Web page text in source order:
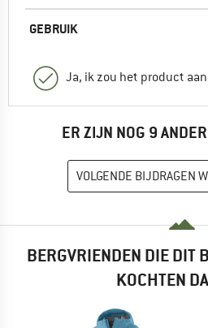
GEBRUIK
Ja, ik zou het product
ER ZIJN NOG 9
VOLGENDE BIJDRAGEN
BERGVRIENDEN DIE DIT
KOCHTEN